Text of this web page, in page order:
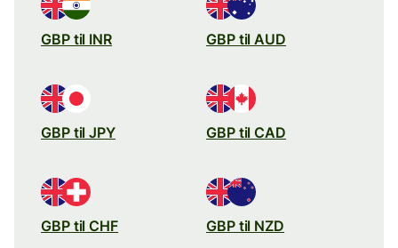
GBP til INR GBP til AUD
GBP til JPY GBP til CAD
GBP til CHF GBP til NZD